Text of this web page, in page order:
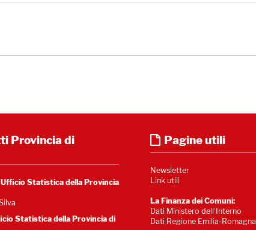
Provincia di
Ufficio Statistica della Provincia
Statistica della Provincia di
Pagine utili
Newsletter
Link utili
La Finanza dei Comuni:
Dati Ministero dell'Interno
Dati Regione Emilia-Romagna